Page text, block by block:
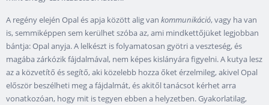
A regény elején Opal és apja között alig van kommunikáció, vagy ha van
is, semmiképpen sem kerülhet szóba az, ami mindkettőjüket legjobban
bántja: Opal anyja. A lelkészt is folyamatosan gyötri a veszteség, és
magába zárkózik fájdalmával, nem képes kislányára figyelni. A kutya lesz
az a közvetítő és segítő, aki közelebb hozza őket érzelmileg, akivel Opal
először beszélheti meg a fájdalmát, és akitől tanácsot kérhet arra
vonatkozóan, hogy mit is tegyen ebben a helyzetben. Gyakorlatilag,